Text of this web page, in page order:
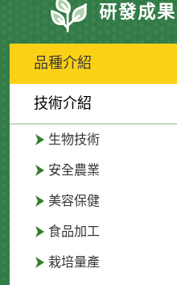
研發成果
品種介紹
技術介紹
生物技術
安全農業
美容保健
食品加工
栽培量產